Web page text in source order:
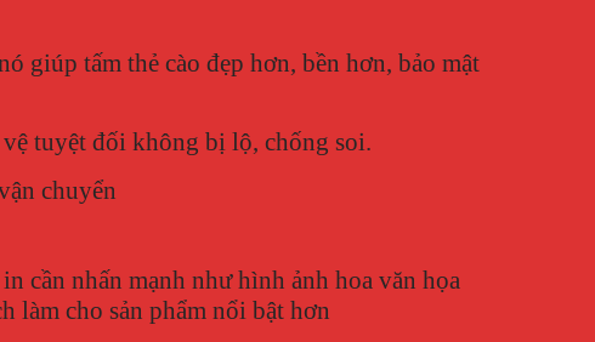
giúp tấm thẻ cào đẹp hơn, bền hơn, bảo mật
tuyệt đối không bị lộ, chống soi.
chuyển
cần nhấn mạnh như hình ảnh hoa văn họa
làm cho sản phẩm nổi bật hơn